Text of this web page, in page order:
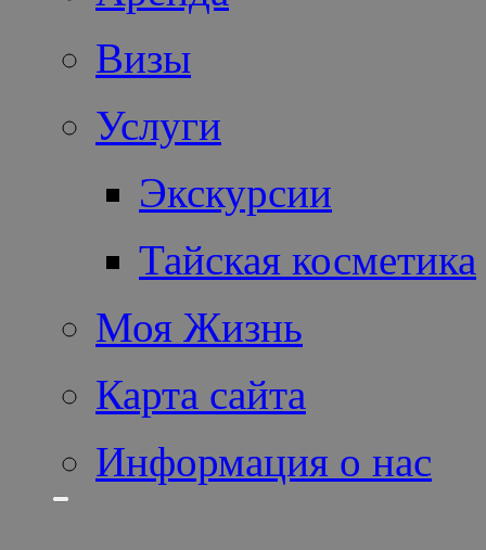
Визы
Услуги
Экскурсии
Тайская косметика
Моя Жизнь
Карта сайта
Информация о нас